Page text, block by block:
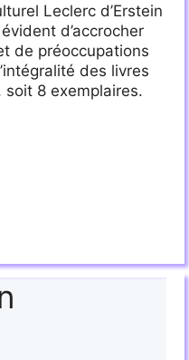
Leclerc d’Erstein
d’accrocher
de préoccupations
des livres
8 exemplaires.